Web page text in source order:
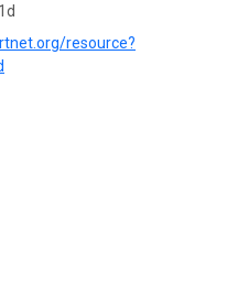
resource?